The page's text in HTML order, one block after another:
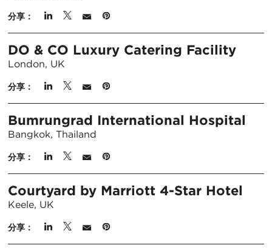
分享：
DO & CO Luxury Catering Facility
London, UK
分享：
Bumrungrad International Hospital
Bangkok, Thailand
分享：
Courtyard by Marriott 4-Star Hotel
Keele, UK
分享：